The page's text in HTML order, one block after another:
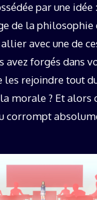
par une
de la philosophie
avec une de
forgés dans
rejoindre tout
morale ? Et alors
corrompt